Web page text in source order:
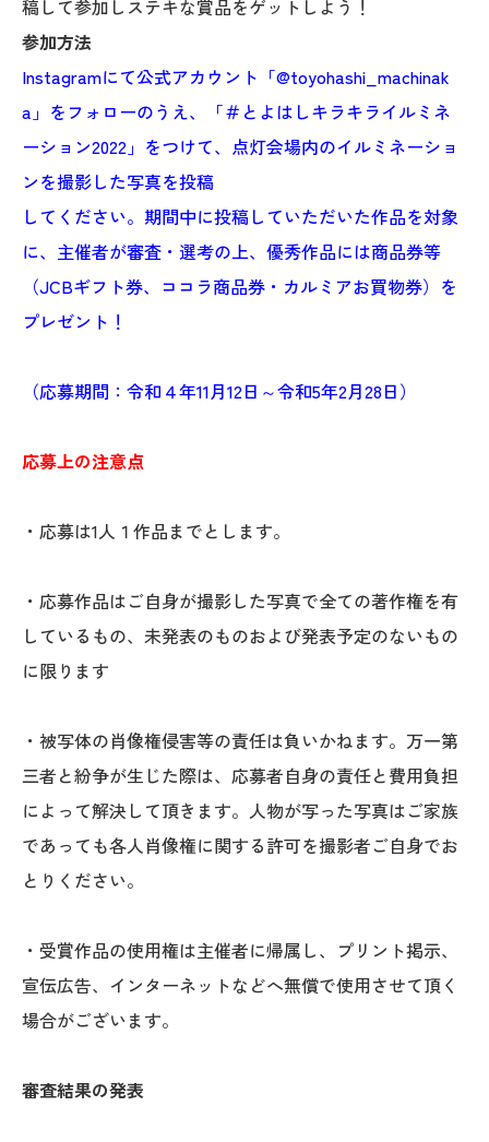
稿して参加しステキな賞品をゲットしよう！
参加方法
Instagramにて公式アカウント「@toyohashi_machinak
a」をフォローのうえ、「＃とよはしキラキライルミネ
ーション2022」をつけて、点灯会場内のイルミネーショ
ンを撮影した写真を投稿
してください。期間中に投稿していただいた作品を対象
に、主催者が審査・選考の上、優秀作品には商品券等
（JCBギフト券、ココラ商品券・カルミアお買物券）を
プレゼント！
（応募期間：令和４年11月12日～令和5年2月28日）
応募上の注意点
・応募は1人１作品までとします。
・応募作品はご自身が撮影した写真で全ての著作権を有
しているもの、未発表のものおよび発表予定のないもの
に限ります
・被写体の肖像権侵害等の責任は負いかねます。万一第
三者と紛争が生じた際は、応募者自身の責任と費用負担
によって解決して頂きます。人物が写った写真はご家族
であっても各人肖像権に関する許可を撮影者ご自身でお
とりください。
・受賞作品の使用権は主催者に帰属し、プリント掲示、
宣伝広告、インターネットなどへ無償で使用させて頂く
場合がございます。
審査結果の発表